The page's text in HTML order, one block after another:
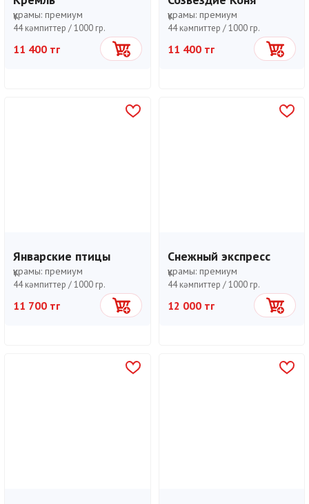
құрамы: премиум
44 кәмпиттер /1000 гр.
11 400 тг Себетке
құрамы: премиум
44 кәмпиттер /1000 гр.
11 400 тг Себетке
Январские птицы
құрамы: премиум
44 кәмпиттер /1000 гр.
11 700 тг Себетке
Снежный экспресс
құрамы: премиум
44 кәмпиттер /1000 гр.
12 000 тг Себетке